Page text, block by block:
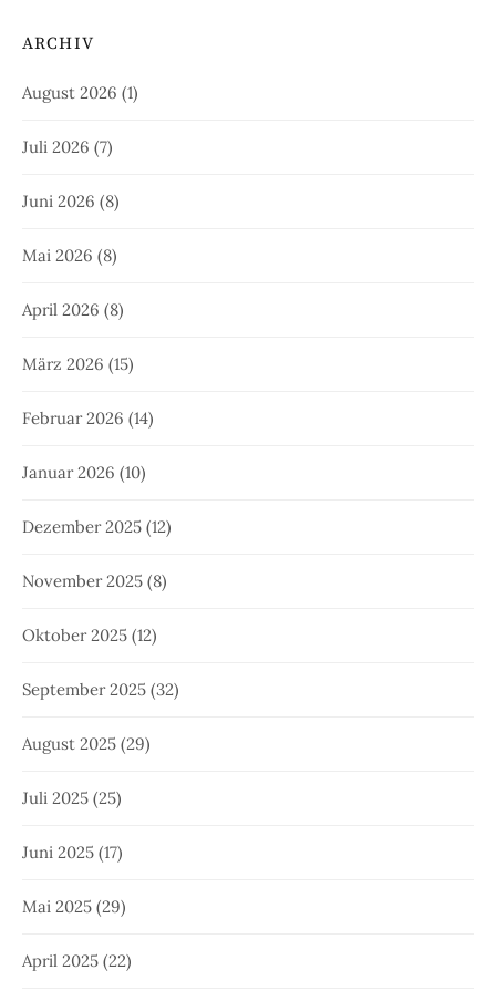
ARCHIV
August 2026 (1)
Juli 2026 (7)
Juni 2026 (8)
Mai 2026 (8)
April 2026 (8)
März 2026 (15)
Februar 2026 (14)
Januar 2026 (10)
Dezember 2025 (12)
November 2025 (8)
Oktober 2025 (12)
September 2025 (32)
August 2025 (29)
Juli 2025 (25)
Juni 2025 (17)
Mai 2025 (29)
April 2025 (22)